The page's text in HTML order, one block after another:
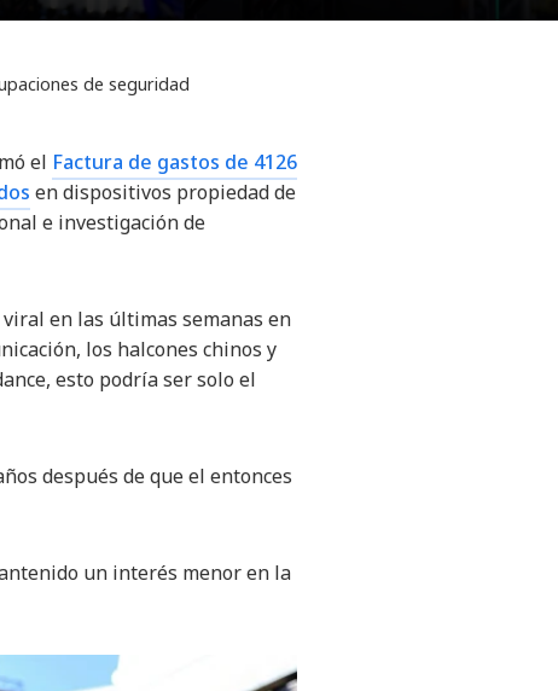
de seguridad
el Factura de gastos de 4126
en dispositivos propiedad de
e investigación de
en las últimas semanas en
los halcones chinos y
esto podría ser solo el
después de que el entonces
un interés menor en la